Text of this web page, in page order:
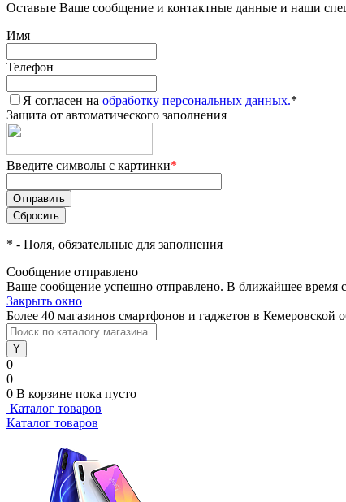
Оставьте Ваше сообщение и контактные данные и наши
Имя
Телефон
Я согласен на обработку персональных данных.*
Защита от автоматического заполнения
Введите символы с картинки*
* - Поля, обязательные для заполнения
Сообщение отправлено
Ваше сообщение успешно отправлено. В ближайшее время
Закрыть окно
Более 40 магазинов смартфонов и гаджетов в Кемеровской
0
0
0 В корзине пока пусто
Каталог товаров
Каталог товаров